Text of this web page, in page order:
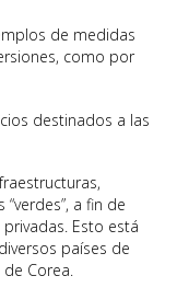
de medidas
como por
destinados a las
a fin de
Esto está
países de
de Corea.